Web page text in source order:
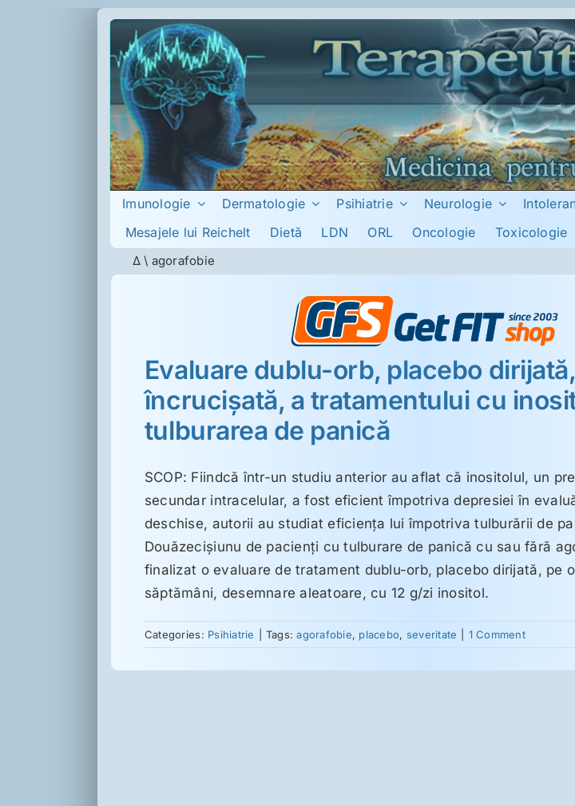
Imunologie Dermatologie Psihiatrie Neurologie
Mesajele lui Reichelt
Dietă LDN ORL Oncologie Toxicologie
Δ \ agorafobie
Evaluare dublu-orb, placebo dirijată,
încrucişată, a tratamentului cu
tulburarea de panică
SCOP: Fiindcă într-un studiu anterior au aflat că inositolul, un
secundar intracelular, a fost eficient împotriva depresiei în
deschise, autorii au studiat eficienţa lui împotriva tulburării de
Douăzecişiunu de pacienţi cu tulburare de panică cu sau fără
finalizat o evaluare de tratament dublu-orb, placebo dirijată, pe
săptămâni, desemnare aleatoare, cu 12 g/zi inositol.
Categories: Psihiatrie Tags:agorafobie, placebo, severitate 1 Comment